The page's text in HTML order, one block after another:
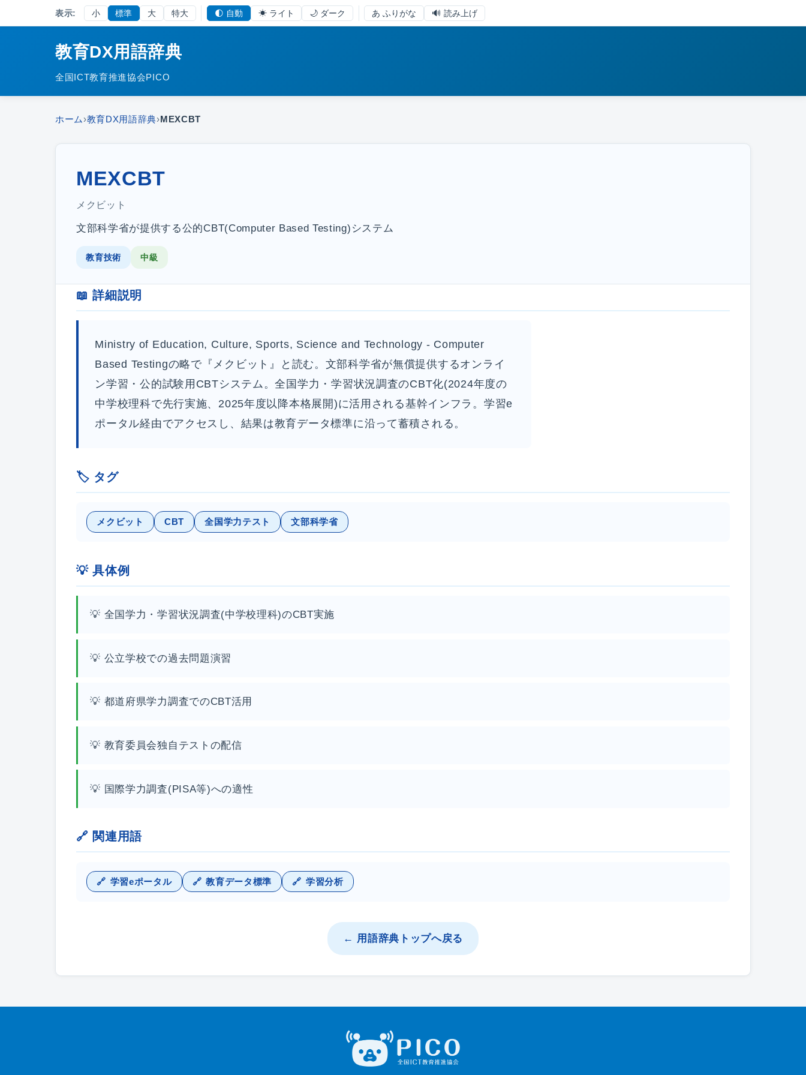
表示: 小 標準 大 特大 🌓 自動 ☀ ライト 🌙 ダーク あ ふりがな 🔊 読み上げ
教育DX用語辞典
全国ICT教育推進協会PICO
ホーム›教育DX用語辞典›MEXCBT
MEXCBT
メクビット
文部科学省が提供する公的CBT(Computer Based Testing)システム
教育技術 中級
📖 詳細説明
Ministry of Education, Culture, Sports, Science and Technology - Computer
Based Testingの略で『メクビット』と読む。文部科学省が無償提供するオンライ
ン学習・公的試験用CBTシステム。全国学力・学習状況調査のCBT化(2024年度の
中学校理科で先行実施、2025年度以降本格展開)に活用される基幹インフラ。学習e
ポータル経由でアクセスし、結果は教育データ標準に沿って蓄積される。
🏷️ タグ
メクビット CBT 全国学力テスト 文部科学省
💡 具体例
💡 全国学力・学習状況調査(中学校理科)のCBT実施
💡 公立学校での過去問題演習
💡 都道府県学力調査でのCBT活用
💡 教育委員会独自テストの配信
💡 国際学力調査(PISA等)への適性
🔗 関連用語
学習eポータル 教育データ標準 学習分析
← 用語辞典トップへ戻る